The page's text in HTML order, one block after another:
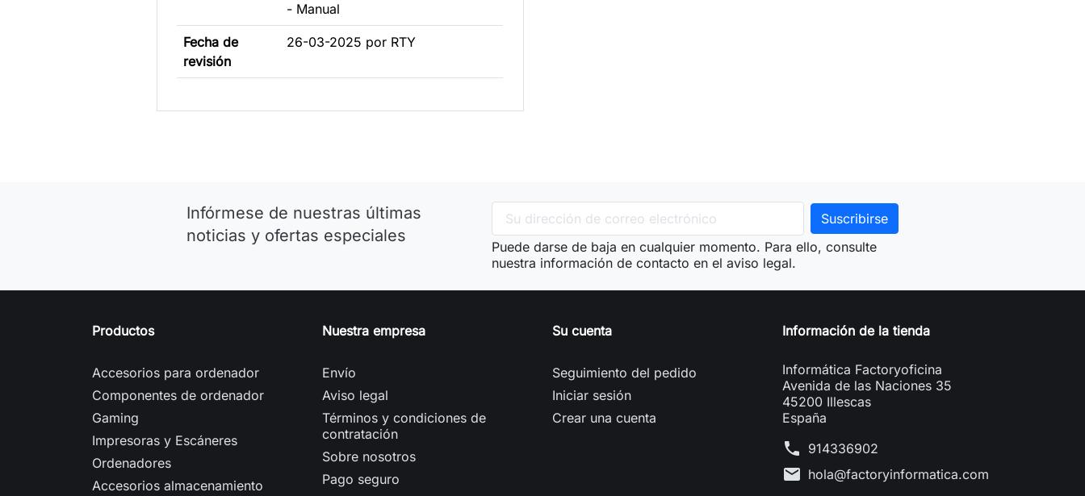
- Manual
Fecha de
revisión
26-03-2025 por RTY
Infórmese de nuestras últimas
noticias y ofertas especiales
Puede darse de baja en cualquier momento. Para ello, consulte
nuestra información de contacto en el aviso legal.
Productos
Accesorios para ordenador
Componentes de ordenador
Gaming
Impresoras y Escáneres
Ordenadores
Accesorios almacenamiento
Nuestra empresa
Envío
Aviso legal
Términos y condiciones de
contratación
Sobre nosotros
Pago seguro
Su cuenta
Seguimiento del pedido
Iniciar sesión
Crear una cuenta
Información de la tienda
Informática Factoryoficina
Avenida de las Naciones 35
45200 Illescas
España
phone 914336902
mail hola@factoryinformatica.com